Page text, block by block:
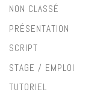
NON CLASSÉ
PRÉSENTATION
SCRIPT
STAGE / EMPLOI
TUTORIEL